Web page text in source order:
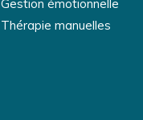
Gestion émotionnelle
Thérapie manuelles